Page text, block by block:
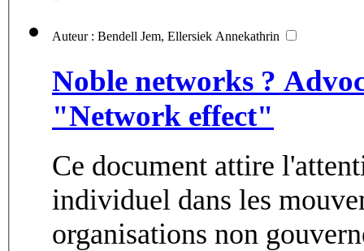
Auteur : Bendell Jem, Ellersiek Annekathrin
Noble networks ?
"Network effect"
Ce document attire
individuel dans les
organisations non